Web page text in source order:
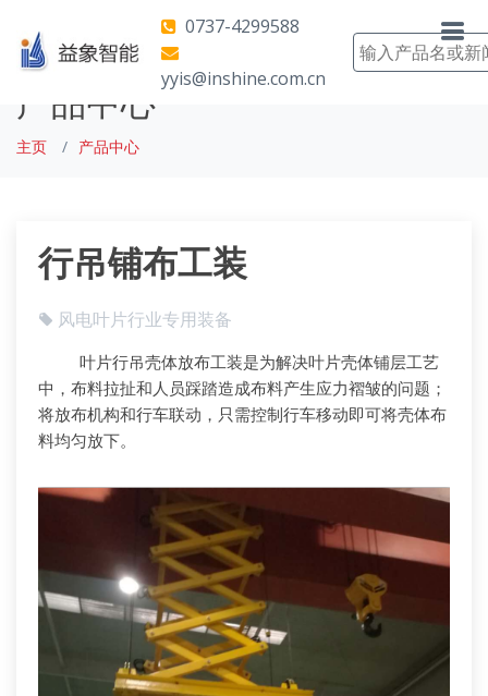
0737-4299588
yyis@inshine.com.cn
产品中心
主页 产品中心
行吊铺布工装
风电叶片行业专用装备
叶片行吊壳体放布工装是为解决叶片壳体铺层工艺
中，布料拉扯和人员踩踏造成布料产生应力褶皱的问题；
将放布机构和行车联动，只需控制行车移动即可将壳体布
料均匀放下。